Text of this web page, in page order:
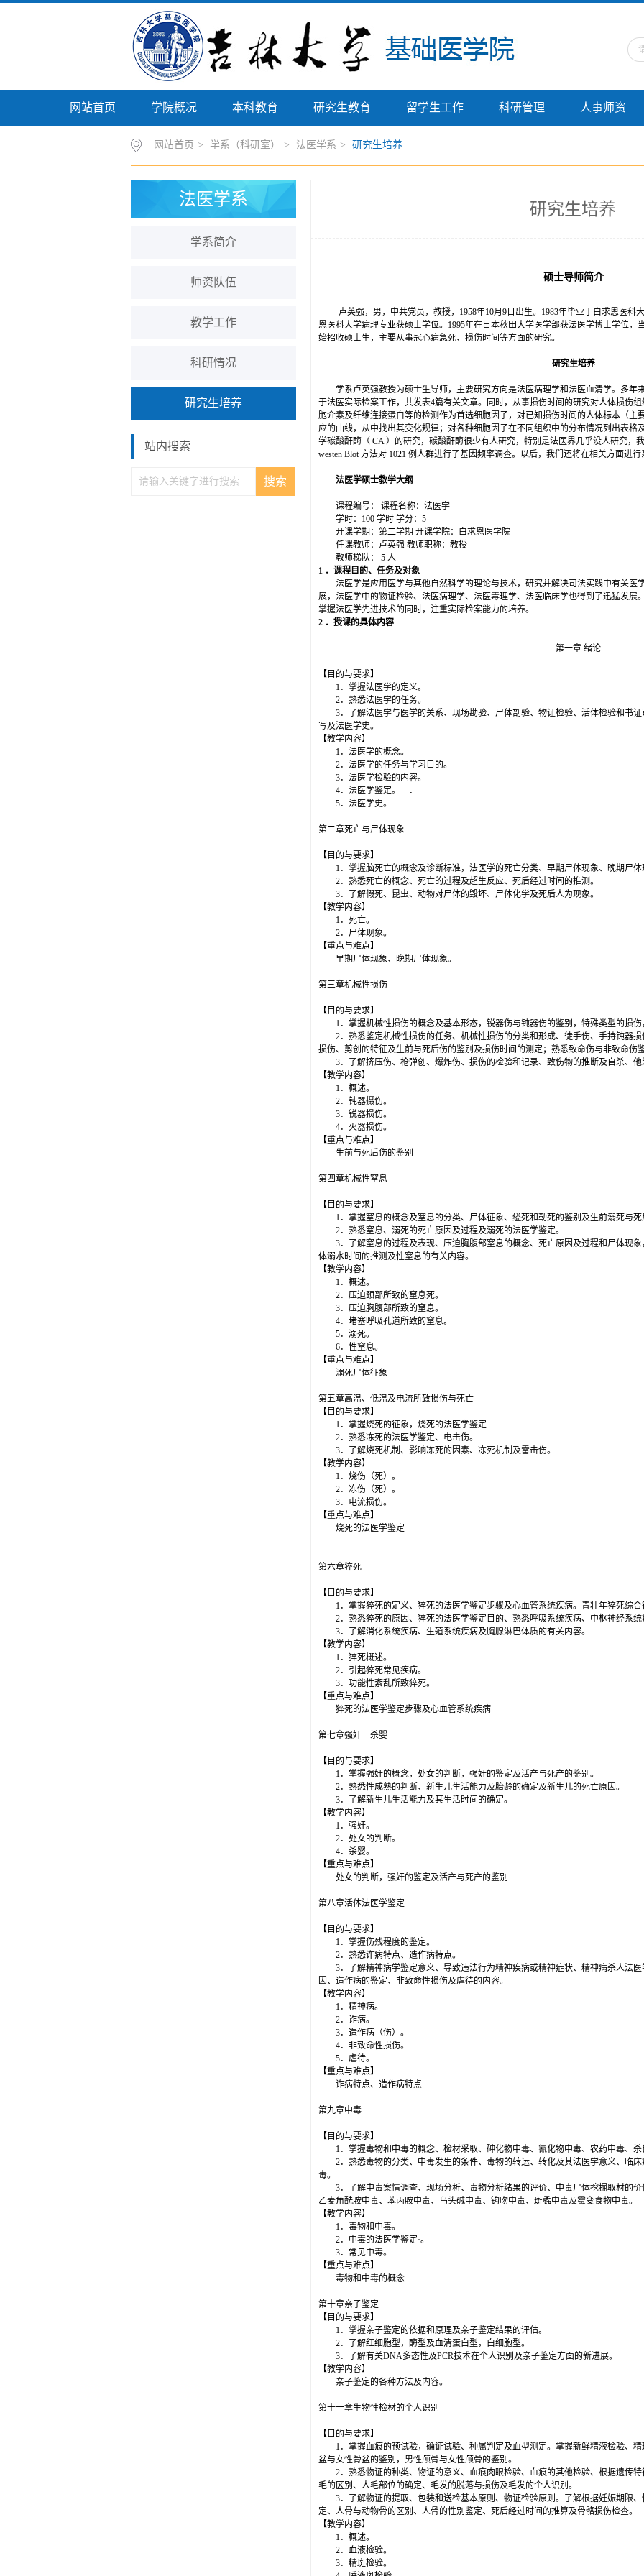
网站首页 学院概况 本科教育 研究生教育 留学生工作 科研管理 人事师资
网站首页 > 学系（科研室） > 法医学系 > 研究生培养
法医学系
学系简介
师资队伍
教学工作
科研情况
研究生培养
站内搜索
研究生培养
硕士导师简介
卢英强，男，中共党员，教授， 1958年10月9日出生。1983年毕业于白求恩医科
恩医科大学病理专业获硕士学位。1995年在日本秋田大学医学部获法医学博士学位，
始招收硕士生，主要从事冠心病急死、损伤时间等方面的研究。
研究生培养
学系卢英强教授为硕士生导师，主要研究方向是法医病理学和法医血清学。多年
于法医实际检案工作，共发表4篇有关文章。同时，从事损伤时间的研究对人体损伤
胞介素及纤维连接蛋白等的检测作为首选细胞因子，对已知损伤时间的人体标本（主
应的曲线，从中找出其变化规律；对各种细胞因子在不同组织中的分布情况列出表格
学碳酸酐酶（ CA ）的研究，碳酸酐酶很少有人研究，特别是法医界几乎没人研究，
westen Blot 方法对 1021 例人群进行了基因频率调查。以后，我们还将在相关方面进
法医学硕士教学大纲
课程编号： 课程名称：法医学
学时：100 学时 学分：5
开课学期：第二学期 开课学院：白求恩医学院
任课教师：卢英强 教师职称：教授
教师梯队： 5 人
1 ．课程目的、任务及对象
法医学是应用医学与其他自然科学的理论与技术，研究并解决司法实践中有关医
展，法医学中的物证检验、法医病理学、法医毒理学、法医临床学也得到了迅猛发展
掌握法医学先进技术的同时，注重实际检案能力的培养。
2 ．授课的具体内容
第一章 绪论
【目的与要求】
1．掌握法医学的定义。
2．熟悉法医学的任务。
3．了解法医学与医学的关系、现场勘验、尸体剖验、物证检验、活体检验和书证
写及法医学史。
【教学内容】
1．法医学的概念。
2．法医学的任务与学习目的。
3．法医学检验的内容。
4．法医学鉴定。 ．
5．法医学史。
第二章死亡与尸体现象
【目的与要求】
1．掌握脑死亡的概念及诊断标准，法医学的死亡分类、早期尸体现象、晚期尸体
2．熟悉死亡的概念、死亡的过程及超生反应、死后经过时间的推测。
3．了解假死、昆虫、动物对尸体的毁坏、尸体化学及死后人为现象。
【教学内容】
1．死亡。
2．尸体现象。
【重点与难点】
早期尸体现象、晚期尸体现象。
第三章机械性损伤
【目的与要求】
1．掌握机械性损伤的概念及基本形态，锐器伤与钝器伤的鉴别，特殊类型的损伤
2．熟悉鉴定机械性损伤的任务、机械性损伤的分类和形成、徒手伤、手持钝器损
损伤、剪创的特征及生前与死后伤的鉴别及损伤时间的测定；熟悉致命伤与非致命伤
3．了解挤压伤、枪弹创、爆炸伤、损伤的检验和记录、致伤物的推断及自杀、他
【教学内容】
1．概述。
2．钝器摄伤。
3．锐器损伤。
4．火器损伤。
【重点与难点】
生前与死后伤的鉴别
第四章机械性窒息
【目的与要求】
1．掌握窒息的概念及窒息的分类、尸体征象、缢死和勒死的鉴别及生前溺死与死
2．熟悉窒息、溺死的死亡原因及过程及溺死的法医学鉴定。
3．了解窒息的过程及表现、压迫胸腹部窒息的概念、死亡原因及过程和尸体现象
体溺水时间的推测及性窒息的有关内容。
【教学内容】
1．概述。
2．压迫颈部所致的窒息死。
3．压迫胸腹部所致的窒息。
4．堵塞呼吸孔道所致的窒息。
5．溺死。
6．性窒息。
【重点与难点】
溺死尸体征象
第五章高温、低温及电流所致损伤与死亡
【目的与要求】
1．掌握烧死的征象，烧死的法医学鉴定
2．熟悉冻死的法医学鉴定、电击伤。
3．了解烧死机制、影响冻死的因素、冻死机制及雷击伤。
【教学内容】
1．烧伤（死）。
2．冻伤（死）。
3．电流损伤。
【重点与难点】
烧死的法医学鉴定
第六章猝死
【目的与要求】
1．掌握猝死的定义、猝死的法医学鉴定步骤及心血管系统疾病。青壮年猝死综合
2．熟悉猝死的原因、猝死的法医学鉴定目的、熟悉呼吸系统疾病、中枢神经系统
3．了解消化系统疾病、生殖系统疾病及胸腺淋巴体质的有关内容。
【教学内容】
1．猝死概述。
2．引起猝死常见疾病。
3．功能性紊乱所致猝死。
【重点与难点】
猝死的法医学鉴定步骤及心血管系统疾病
第七章强奸 杀婴
【目的与要求】
1．掌握强奸的概念，处女的判断，强奸的鉴定及活产与死产的鉴别。
2．熟悉性成熟的判断、新生儿生活能力及胎龄的确定及新生儿的死亡原因。
3．了解新生儿生活能力及其生活时间的确定。
【教学内容】
1．强奸。
2．处女的判断。
4．杀婴。
【重点与难点】
处女的判断，强奸的鉴定及活产与死产的鉴别
第八章活体法医学鉴定
【目的与要求】
1．掌握伤残程度的鉴定。
2．熟悉诈病特点、造作病特点。
3．了解精神病学鉴定意义、导致违法行为精神疾病或精神症状、精神病杀人法医
因、造作病的鉴定、非致命性损伤及虐待的内容。
【教学内容】
1．精神病。
2．诈病。
3．造作病（伤）。
4．非致命性损伤。
5．虐待。
【重点与难点】
诈病特点、造作病特点
第九章中毒
【目的与要求】
1．掌握毒物和中毒的概念、检材采取、砷化物中毒、氰化物中毒、农药中毒、杀
2．熟悉毒物的分类、中毒发生的条件、毒物的转运、转化及其法医学意义、临床
毒。
3．了解中毒案情调查、现场分析、毒物分析绪果的评价、中毒尸体挖掘取材的价
乙麦角酰胺中毒、苯丙胺中毒、乌头碱中毒、钩吻中毒、斑蟊中毒及霉变食物中毒。
【教学内容】
1．毒物和中毒。
2．中毒的法医学鉴定·。
3．常见中毒。
【重点与难点】
毒物和中毒的概念
第十章亲子鉴定
【目的与要求】
1．掌握亲子鉴定的依据和原理及亲子鉴定结果的评估。
2．了解红细胞型，酶型及血清蛋白型，白细胞型。
3．了解有关DNA多态性及PCR技术在个人识别及亲子鉴定方面的新进展。
【教学内容】
亲子鉴定的各种方法及内容。
第十一章生物性检材的个人识别
【目的与要求】
1．掌握血痕的预试验，确证试验、种属判定及血型测定。掌握新鲜精液检验、精
盆与女性骨盆的鉴别，男性颅骨与女性颅骨的鉴别。
2．熟悉物证的种类、物证的意义、血痕肉眼检验、血痕的其他检验、根据遗传特
毛的区别、人毛部位的确定、毛发的脱落与损伤及毛发的个人识别。
3．了解物证的提取、包装和送检基本原则、物证检验原则。了解根据妊娠期限、
定、人骨与动物骨的区别、人骨的性别鉴定、死后经过时间的推算及骨骼损伤检查。
【教学内容】
1．概述。
2．血液检验。
3．精斑检验。